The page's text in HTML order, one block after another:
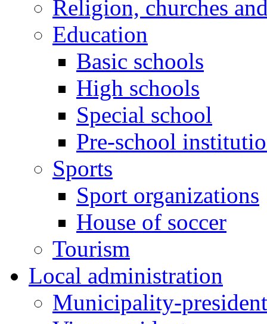
Religion, churches
Education
Basic schools
High schools
Special school
Pre-school
Sports
Sport organizations
House of soccer
Tourism
Local administration
Municipality-president